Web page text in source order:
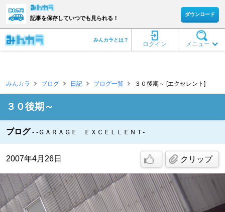
記事を保存していつでも見られる！
ダウンロード
メニュー
ログイン
みんカラとは？
みんカラ ブログ 日記 ブログ一覧 ３０後期～ [エクセレント]
３０後期～
ブログ -ＧＡＲＡＧＥ ＥＸＣＥＬＬＥＮＴ-
2007年4月26日 クリップ